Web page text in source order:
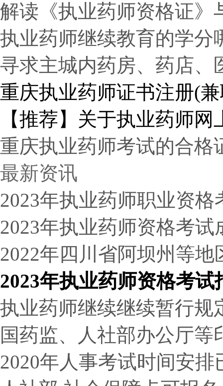
解读《执业药师资格证》
执业药师继续教育的学分
寻求主城内药房、药店、
重庆执业药师证书注册(
【推荐】关于执业药师
重庆执业药师考试的合格
最新资讯
2023年执业药师职业资格
2023年执业药师资格考试
2022年四川省阿坝州等地
2023年执业药师资格考试
执业药师继续继续暂行规
国药监、人社部办公厅等
2020年人事考试时间安排